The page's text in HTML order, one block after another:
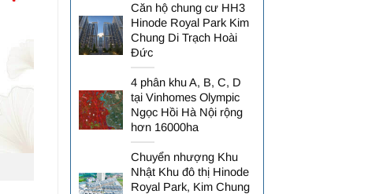
Căn hộ chung cư HH3
Hinode Royal Park Kim
Chung Di Trạch Hoài
Đức
4 phân khu A, B, C, D
tại Vinhomes Olympic
Ngọc Hồi Hà Nội rộng
hơn 16000ha
Chuyển nhượng Khu
Nhật Khu đô thị Hinode
Royal Park, Kim Chung